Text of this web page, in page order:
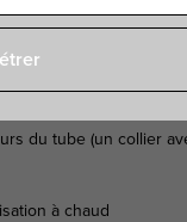
du tube (un collier
à chaud